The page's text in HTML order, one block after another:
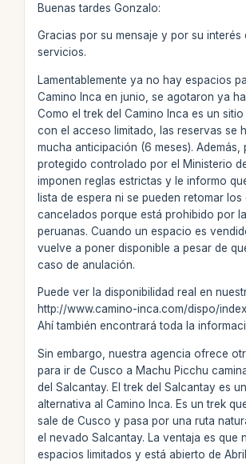
Buenas tardes Gonzalo:
Gracias por su mensaje y por su interés
servicios.
Lamentablemente ya no hay espacios
Camino Inca en junio, se agotaron ya
Como el trek del Camino Inca es un
con el acceso limitado, las reservas se
mucha anticipación (6 meses). Además,
protegido controlado por el Ministerio
imponen reglas estrictas y le informo
lista de espera ni se pueden retomar los
cancelados porque está prohibido por
peruanas. Cuando un espacio es
vuelve a poner disponible a pesar de
caso de anulación.
Puede ver la disponibilidad real en
http://www.camino-inca.com/dispo/
Ahí también encontrará toda la
Sin embargo, nuestra agencia ofrece
para ir de Cusco a Machu Picchu
del Salcantay. El trek del Salcantay es
alternativa al Camino Inca. Es un trek
sale de Cusco y pasa por una ruta
el nevado Salcantay. La ventaja es que
espacios limitados y está abierto de